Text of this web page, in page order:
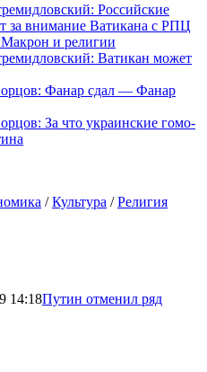
Российские
за внимание Ватикана с РПЦ
и религии
Ватикан может
Фанар сдал — Фанар
За что украинские гомо-
/Культура /Религия
14:18Путин отменил ряд